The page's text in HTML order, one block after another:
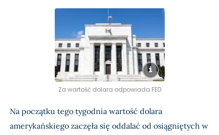
Za wartość dolara odpowiada FED
Na początku tego tygodnia wartość dolara
amerykańskiego zaczęła się oddalać od osiągniętych w